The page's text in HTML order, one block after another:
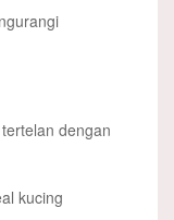
dengan
kucing